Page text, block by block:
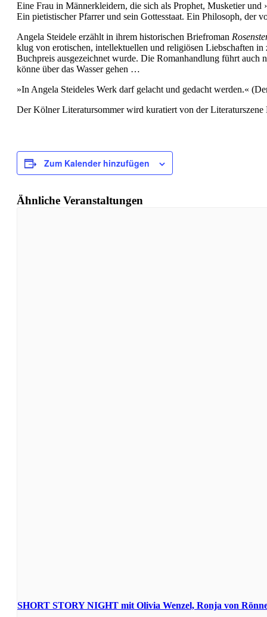
Eine Frau in Männerkleidern, die sich als Prophet, Musketier und
Ein pietistischer Pfarrer und sein Gottesstaat. Ein Philosoph, der
Angela Steidele erzählt in ihrem historischen Briefroman
klug von erotischen, intellektuellen und religiösen Liebschaften
Buchpreis ausgezeichnet wurde. Die Romanhandlung führt
könne über das Wasser gehen …
»In Angela Steideles Werk darf gelacht und gedacht werden.«
Der Kölner Literatursommer wird kuratiert von der Literaturszene
Zum Kalender hinzufügen
Ähnliche Veranstaltungen
SHORT STORY NIGHT mit Olivia Wenzel, Ronja von